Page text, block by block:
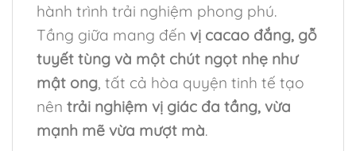
hành trình trải nghiệm phong phú.
Tầng giữa mang đến vị cacao đắng, gỗ
tuyết tùng và một chút ngọt nhẹ như
mật ong , tất cả hòa quyện tinh tế tạo
nên trải nghiệm vị giác đa tầng, vừa
mạnh mẽ vừa mượt mà.